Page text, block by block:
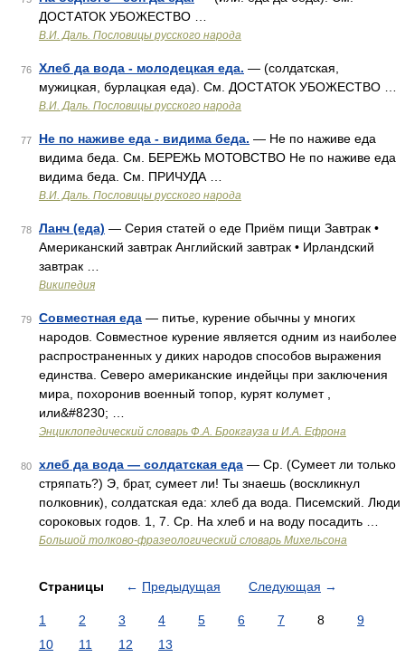
ДОСТАТОК УБОЖЕСТВО …
В.И. Даль. Пословицы русского народа
76 Хлеб да вода - молодецкая еда. — (солдатская,
мужицкая, бурлацкая еда). См. ДОСТАТОК УБОЖЕСТВО …
В.И. Даль. Пословицы русского народа
77 Не по наживе еда - видима беда. — Не по наживе еда
видима беда. См. БЕРЕЖЬ МОТОВСТВО Не по наживе еда
видима беда. См. ПРИЧУДА …
В.И. Даль. Пословицы русского народа
78 Ланч (еда) — Серия статей о еде Приём пищи Завтрак •
Американский завтрак Английский завтрак • Ирландский
завтрак …
Википедия
79 Совместная еда — питье, курение обычны у многих
народов. Совместное курение является одним из наиболее
распространенных у диких народов способов выражения
единства. Северо американские индейцы при заключения
мира, похоронив военный топор, курят колумет ,
или&#8230; …
Энциклопедический словарь Ф.А. Брокгауза и И.А. Ефрона
80 хлеб да вода — солдатская еда — Ср. (Сумеет ли только
стряпать?) Э, брат, сумеет ли! Ты знаешь (воскликнул
полковник), солдатская еда: хлеб да вода. Писемский. Люди
сороковых годов. 1, 7. Ср. На хлеб и на воду посадить …
Большой толково-фразеологический словарь Михельсона
Страницы ← Предыдущая Следующая →
1 2 3 4 5 6 7 8
9
10
11 12 13